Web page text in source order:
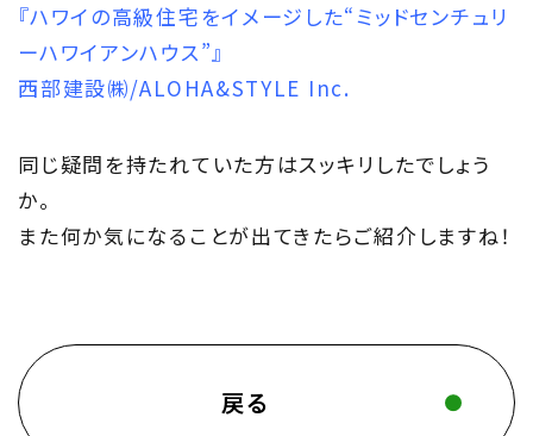
『ハワイの高級住宅をイメージした“ミッドセンチュリ
ーハワイアンハウス”』
西部建設㈱/ALOHA&STYLE Inc.
同じ疑問を持たれていた方はスッキリしたでしょう
か。
また何か気になることが出てきたらご紹介しますね！
戻る